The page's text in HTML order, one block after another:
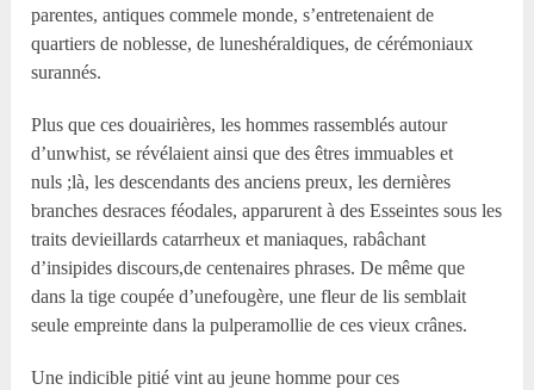
parentes, antiques commele monde, s’entretenaient de
quartiers de noblesse, de luneshéraldiques, de cérémoniaux
surannés.
Plus que ces douairières, les hommes rassemblés autour
d’unwhist, se révélaient ainsi que des êtres immuables et
nuls ;là, les descendants des anciens preux, les dernières
branches desraces féodales, apparurent à des Esseintes sous les
traits devieillards catarrheux et maniaques, rabâchant
d’insipides discours,de centenaires phrases. De même que
dans la tige coupée d’unefougère, une fleur de lis semblait
seule empreinte dans la pulperamollie de ces vieux crânes.
Une indicible pitié vint au jeune homme pour ces